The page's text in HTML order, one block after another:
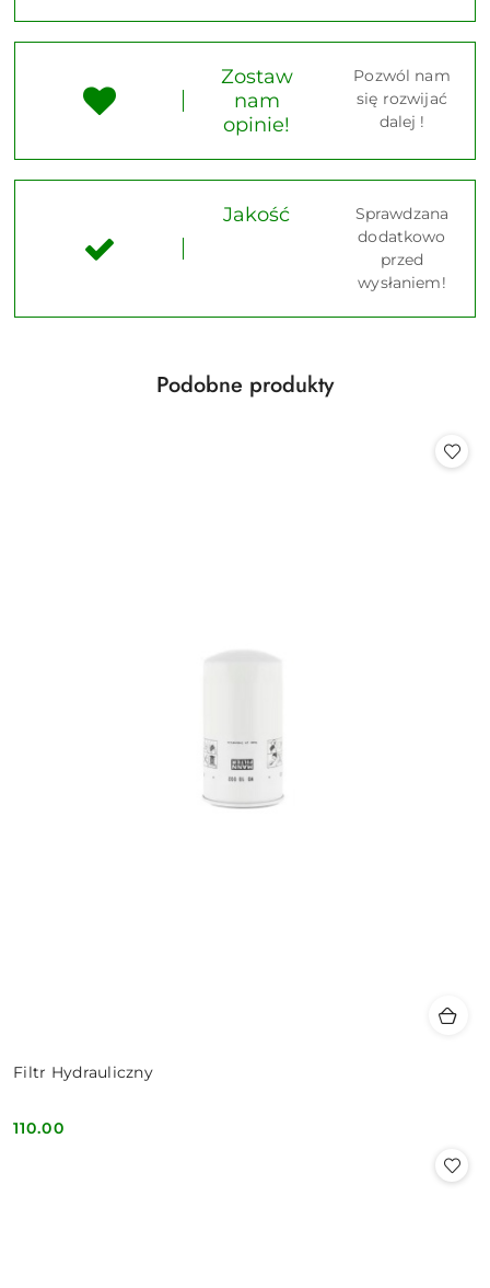
Zostaw
nam
opinie!
Pozwól nam
się rozwijać
dalej !
Jakość
Sprawdzana
dodatkowo
przed
wysłaniem!
Pomiń karuzelę produktów
Produkty
Podobne produkty
Filtr Hydrauliczny
Cena:
110.00